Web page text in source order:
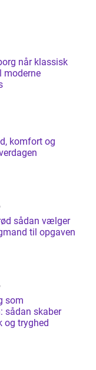
moderne
komfort og
til opgaven
som
sådan skaber
og tryghed